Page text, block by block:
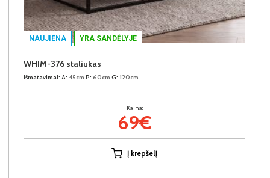
NAUJIENA YRA SANDĖLYJE
WHIM-376 staliukas
Išmatavimai: A: 45cm P: 60cm G: 120cm
Kaina:
69€
Į krepšelį